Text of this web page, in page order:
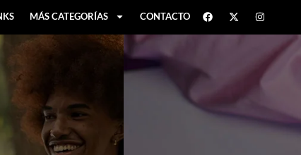
MÁS CATEGORÍAS CONTACTO